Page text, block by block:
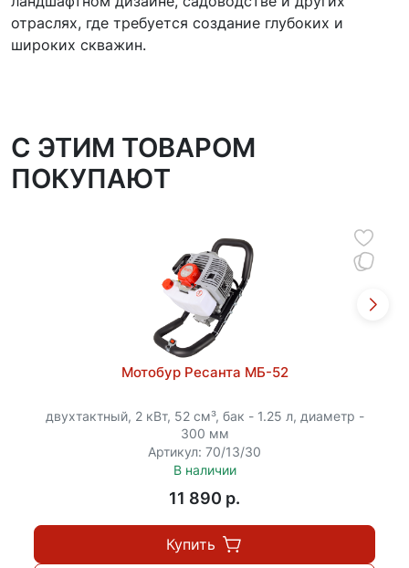
отраслях, где требуется создание глубоких и
широких скважин.
C ЭТИМ ТОВАРОМ
ПОКУПАЮТ
Мотобур Ресанта МБ-52
двухтактный, 2 кВт, 52 см³, бак - 1.25 л, диаметр -
300 мм
Артикул: 70/13/30
В наличии
11 890 p.
Купить